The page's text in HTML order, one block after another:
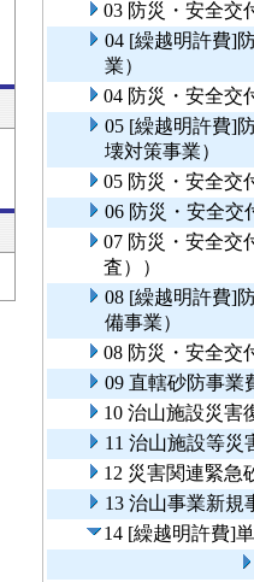
03 防災・安全交
04 [繰越明許費]
業）
04 防災・安全交
05 [繰越明許費]
壊対策事業）
05 防災・安全交
06 防災・安全交
07 防災・安全交
査））
08 [繰越明許費]
備事業）
08 防災・安全交
09 直轄砂防事業
10 治山施設災害
11 治山施設等災
12 災害関連緊急
13 治山事業新規
14 [繰越明許費]